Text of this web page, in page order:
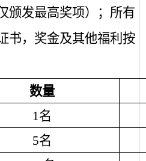
颁发最高奖项）；所有
书，奖金及其他福利按
数量
1 名
5名